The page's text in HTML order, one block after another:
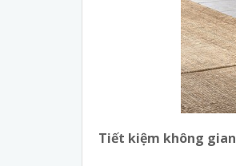
Tiết kiệm không gian